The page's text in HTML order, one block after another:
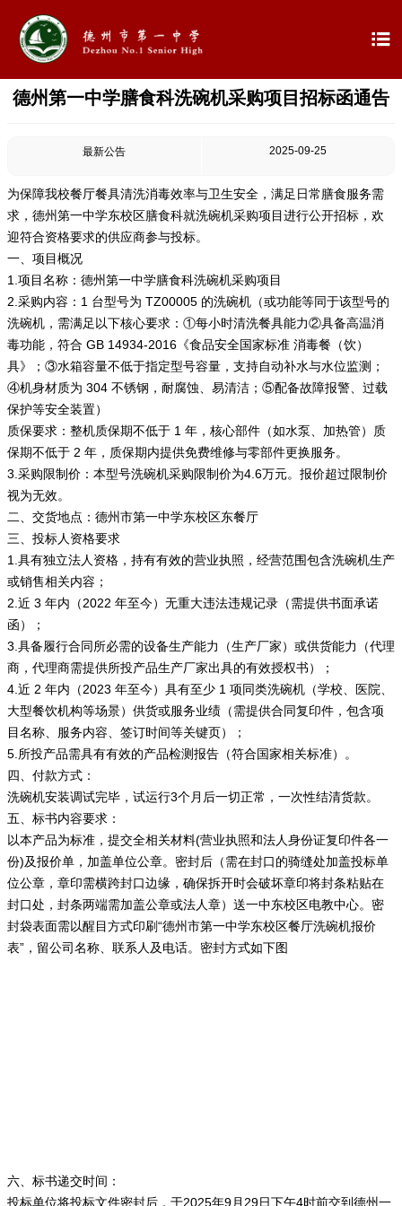

德州第一中学膳食科洗碗机采购项目招标函通告
最新公告 2025-09-25
为保障我校餐厅餐具清洗消毒效率与卫生安全，满足日常膳食服务需
求，德州第一中学东校区膳食科就洗碗机采购项目进行公开招标，欢
迎符合资格要求的供应商参与投标。
一、项目概况
1.项目名称：德州第一中学膳食科洗碗机采购项目
2.采购内容：1 台型号为 TZ00005 的洗碗机（或功能等同于该型号的
洗碗机，需满足以下核心要求：①每小时清洗餐具能力②具备高温消
毒功能，符合 GB 14934-2016《食品安全国家标准 消毒餐（饮）
具》；③水箱容量不低于指定型号容量，支持自动补水与水位监测；
④机身材质为 304 不锈钢，耐腐蚀、易清洁；⑤配备故障报警、过载
保护等安全装置）
质保要求：整机质保期不低于 1 年，核心部件（如水泵、加热管）质
保期不低于 2 年，质保期内提供免费维修与零部件更换服务。
3.采购限制价：本型号洗碗机采购限制价为4.6万元。报价超过限制价
视为无效。
二、交货地点：德州市第一中学东校区东餐厅
三、投标人资格要求
1.具有独立法人资格，持有有效的营业执照，经营范围包含洗碗机生产
或销售相关内容；
2.近 3 年内（2022 年至今）无重大违法违规记录（需提供书面承诺
函）；
3.具备履行合同所必需的设备生产能力（生产厂家）或供货能力（代理
商，代理商需提供所投产品生产厂家出具的有效授权书）；
4.近 2 年内（2023 年至今）具有至少 1 项同类洗碗机（学校、医院、
大型餐饮机构等场景）供货或服务业绩（需提供合同复印件，包含项
目名称、服务内容、签订时间等关键页）；
5.所投产品需具有有效的产品检测报告（符合国家相关标准）。
四、付款方式：
洗碗机安装调试完毕，试运行3个月后一切正常，一次性结清货款。
五、标书内容要求：
以本产品为标准，提交全相关材料(营业执照和法人身份证复印件各一
份)及报价单，加盖单位公章。密封后（需在封口的骑缝处加盖投标单
位公章，章印需横跨封口边缘，确保拆开时会破坏章印将封条粘贴在
封口处，封条两端需加盖公章或法人章）送一中东校区电教中心。密
封袋表面需以醒目方式印刷“德州市第一中学东校区餐厅洗碗机报价
表”，留公司名称、联系人及电话。密封方式如下图
六、标书递交时间：
投标单位将投标文件密封后，于2025年9月29日下午4时前交到德州一
 首页
学校概况
 信息公开
 教学教研
 最新公告
 校园新闻
 科学技术实验校